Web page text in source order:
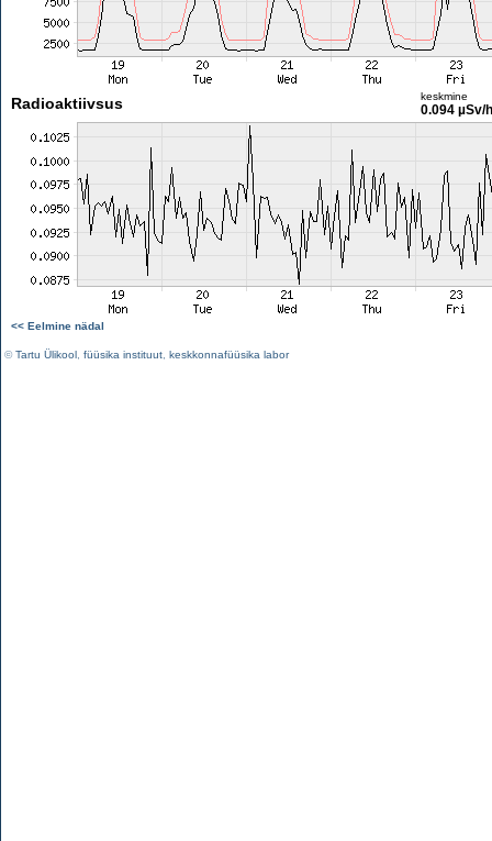
Radioaktiivsus keskmine
0.094 µSv/h
<< Eelmine nädal
©Tartu Ülikool füüsika instituut keskkonnafüüsika labor